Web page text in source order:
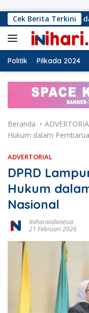
Cek Berita Terkini
dalam Aksi
Politik Pilkada 2024
Beranda
Hukum dalam
ADVERTORIAL
DPRD
Hukum
Nasional
Inihariindonesia
21 Februari 2026